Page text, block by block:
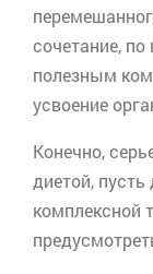
сочетание,
полезным
усвоение
Конечно,
диетой, пусть
комплексной